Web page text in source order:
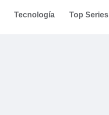
Tecnología Top Series